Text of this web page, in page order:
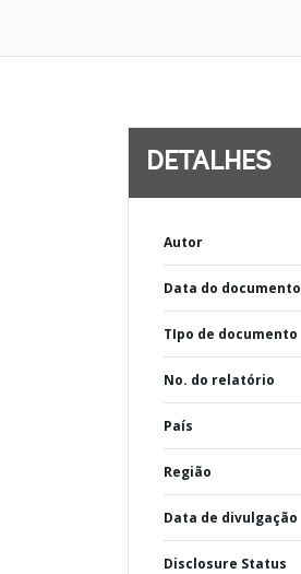
DETALHES
Autor
Data do documento
TIpo de documento
No. do relatório
País
Região
Data de divulgação
Disclosure Status